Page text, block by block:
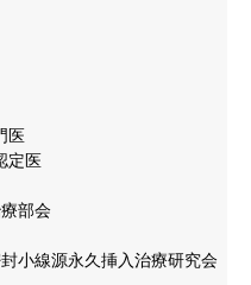
医
定医
部会
小線源永久挿入治療研究会